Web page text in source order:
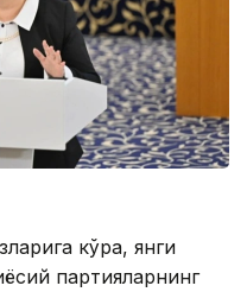
кўра, янги
партияларнинг